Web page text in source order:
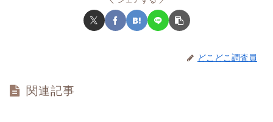
どこどこ調査員
関連記事